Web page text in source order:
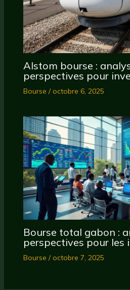
Alstom bourse :
perspectives pour
Bourse /octobre 6, 2025
Bourse total gabon :
perspectives pour les
Bourse /octobre 7, 2025